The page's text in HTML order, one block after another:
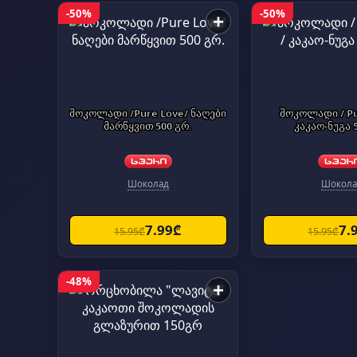
-50% +
შოკოლადი /Pure Love/ ნაღები
მარწყვით 500 გრ.
Шоколад
15.95₾7.99₾
-50%
შოკოლადი /
კაკაო-ნუგა
15.95₾
-48% +